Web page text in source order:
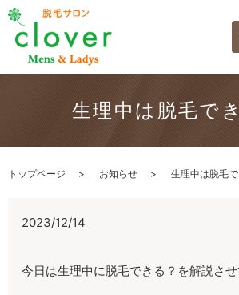
生理中は脱毛で
トップページ お知らせ 生理中は脱毛で
2023/12/14
今日は生理中に脱毛できる？を解説さ